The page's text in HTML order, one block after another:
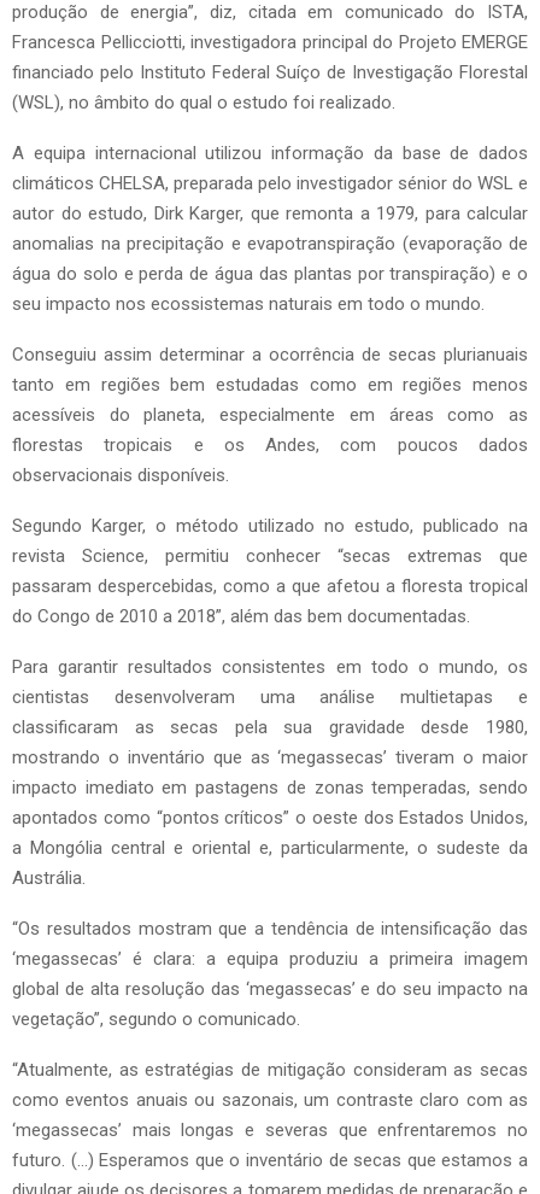
produção de energia”, diz, citada em comunicado do ISTA,
Francesca Pellicciotti, investigadora principal do Projeto EMERGE
financiado pelo Instituto Federal Suíço de Investigação Florestal
(WSL), no âmbito do qual o estudo foi realizado.
A equipa internacional utilizou informação da base de dados
climáticos CHELSA, preparada pelo investigador sénior do WSL e
autor do estudo, Dirk Karger, que remonta a 1979, para calcular
anomalias na precipitação e evapotranspiração (evaporação de
água do solo e perda de água das plantas por transpiração) e o
seu impacto nos ecossistemas naturais em todo o mundo.
Conseguiu assim determinar a ocorrência de secas plurianuais
tanto em regiões bem estudadas como em regiões menos
acessíveis do planeta, especialmente em áreas como as
florestas tropicais e os Andes, com poucos dados
observacionais disponíveis.
Segundo Karger, o método utilizado no estudo, publicado na
revista Science, permitiu conhecer “secas extremas que
passaram despercebidas, como a que afetou a floresta tropical
do Congo de 2010 a 2018”, além das bem documentadas.
Para garantir resultados consistentes em todo o mundo, os
cientistas desenvolveram uma análise multietapas e
classificaram as secas pela sua gravidade desde 1980,
mostrando o inventário que as ‘megassecas’ tiveram o maior
impacto imediato em pastagens de zonas temperadas, sendo
apontados como “pontos críticos” o oeste dos Estados Unidos,
a Mongólia central e oriental e, particularmente, o sudeste da
Austrália.
“Os resultados mostram que a tendência de intensificação das
‘megassecas’ é clara: a equipa produziu a primeira imagem
global de alta resolução das ‘megassecas’ e do seu impacto na
vegetação”, segundo o comunicado.
“Atualmente, as estratégias de mitigação consideram as secas
como eventos anuais ou sazonais, um contraste claro com as
‘megassecas’ mais longas e severas que enfrentaremos no
futuro. (…) Esperamos que o inventário de secas que estamos a